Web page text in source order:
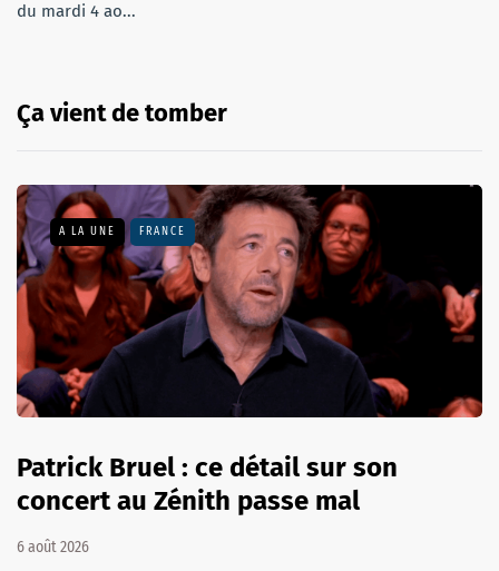
du mardi 4 ao...
Ça vient de tomber
A LA UNE FRANCE
Patrick Bruel : ce détail sur son
concert au Zénith passe mal
6 août 2026